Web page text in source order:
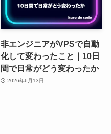
非エンジニアがVPSで自動
化して変わったこと｜10日
間で日常がどう変わったか
2026年6月13日